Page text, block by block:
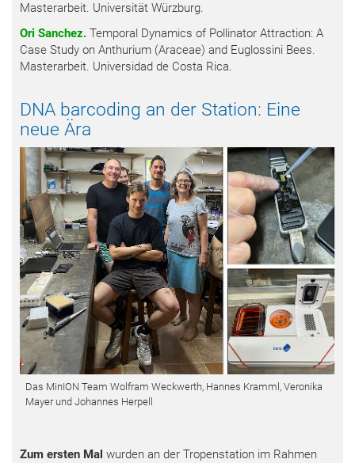
Masterarbeit. Universität Würzburg.
Ori Sanchez. Temporal Dynamics of Pollinator Attraction: A
Case Study on Anthurium (Araceae) and Euglossini Bees.
Masterarbeit. Universidad de Costa Rica.
DNA barcoding an der Station: Eine
neue Ära
Das MinION Team Wolfram Weckwerth, Hannes Kramml, Veronika
Mayer und Johannes Herpell
Zum ersten Mal wurden an der Tropenstation im Rahmen